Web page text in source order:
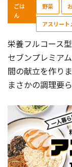
ごは
ん
野菜
アスリート
栄養フルコース
セブンプレミア
間の献立を作りま
まさかの調理要